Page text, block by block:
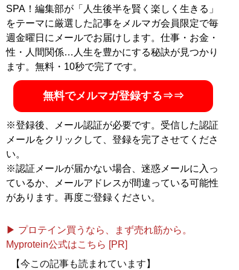
（SERIFF）による不惑のライティングユニット。 森川
俊 クリエイティブディレクター／プロデューサー、クリ
エイティブオフィス・SERIFFの共同CEO／ファウンダ
ー。ブランディング、戦略、広告からPRまで、コミュニ
ケーションにまつわるあれこれを生業とする。日々の活
動は、
seriff.co.jp や、 @SERIFF_official
編集者／ライター／多摩ボーイ、クリエイティブファー
ム・株式会社discot 代表。商業誌を中心に編集・ライタ
ーとして活動する傍ら、近年は広告制作にも企画から携
わる。今春、＆Childrenに特化したクリエイティブラ
ボ・C-labを創設。日々の活動はFacebookにて。
記事一覧へ
SPA！編集部が「人生後半を賢く楽しく生きる」
をテーマに厳選した記事をメルマガ会員限定で毎
週金曜日にメールでお届けします。仕事・お金・
性・人間関係…人生を豊かにする秘訣が見つかり
ます。無料・10秒で完了です。
無料でメルマガ登録する⇒⇒
※登録後、メール認証が必要です。受信した認証
メールをクリックして、登録を完了させてくださ
い。
※認証メールが届かない場合、迷惑メールに入っ
ているか、メールアドレスが間違っている可能性
があります。再度ご登録ください。
▶ プロテイン買うなら、まず売れ筋から。
Myprotein公式はこちら [PR]
【今この記事も読まれています】